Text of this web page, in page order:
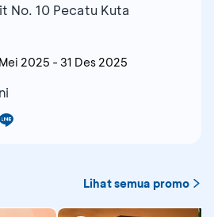
No. 10 Pecatu Kuta
2025 - 31 Des 2025
Lihat semua promo